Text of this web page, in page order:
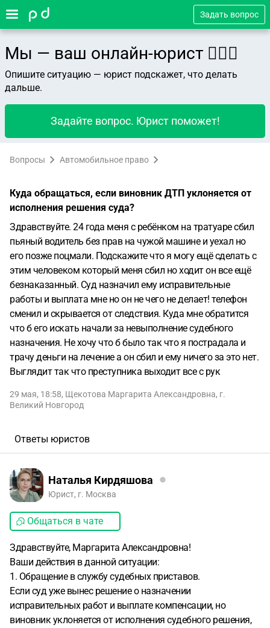
Задать вопрос
Мы — ваш онлайн-юрист 👨🏻‍⚖️
Опишите ситуацию — юрист подскажет, что делать
дальше.
Задайте вопрос. Юрист поможет!
Вопросы Автомобильное право
Куда обращаться, если виновник ДТП уклоняется от
исполнения решения суда?
Здравствуйте. 24 года меня с ребёнком на тратуаре сбил
пьяный водитель без прав на чужой машине и уехал но
его позже поцмали. Подскажите что я могу ещё сделать с
этим человеком который меня сбил но ходит он все ещё
безнаказанный. Суд назначил ему исправительные
работы и выплата мне но он не чего не делает! телефон
сменил и скрывается от следствия. Куда мне обратится
что б его искать начали за невыполнение судебного
назначения. Не хочу что б было так что я пострадала и
трачу деньги на лечение а он сбил и ему ничего за это нет.
Выглядит так что преступника выходит все с рук
29 мая, 18:58, Щекотова Маргарита Александровна, г.
Великий Новгород
Ответы юристов
Наталья Кирдяшова
Юрист, г. Москва
Общаться в чате
Здравствуйте, Маргарита Александровна!
Ваши действия в данной ситуации:
1. Обращение в службу судебных приставов.
Если суд уже вынес решение о назначении
исправительных работ и выплате компенсации, но
виновник уклоняется от исполнения судебного решения,